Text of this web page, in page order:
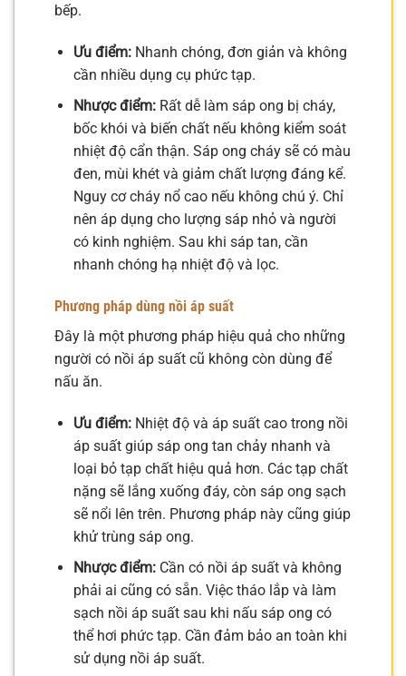
bếp.
Ưu điểm:Nhanh chóng, đơn giản và không
cần nhiều dụng cụ phức tạp.
Nhược điểm:Rất dễ làm sáp ong bị cháy,
bốc khói và biến chất nếu không kiểm soát
nhiệt độ cẩn thận. Sáp ong cháy sẽ có màu
đen, mùi khét và giảm chất lượng đáng kể.
Nguy cơ cháy nổ cao nếu không chú ý. Chỉ
nên áp dụng cho lượng sáp nhỏ và người
có kinh nghiệm. Sau khi sáp tan, cần
nhanh chóng hạ nhiệt độ và lọc.
Phương pháp dùng nồi áp suất
Đây là một phương pháp hiệu quả cho những
người có nồi áp suất cũ không còn dùng để
nấu ăn.
Ưu điểm:Nhiệt độ và áp suất cao trong nồi
áp suất giúp sáp ong tan chảy nhanh và
loại bỏ tạp chất hiệu quả hơn. Các tạp chất
nặng sẽ lắng xuống đáy, còn sáp ong sạch
sẽ nổi lên trên. Phương pháp này cũng giúp
khử trùng sáp ong.
Nhược điểm:Cần có nồi áp suất và không
phải ai cũng có sẵn. Việc tháo lắp và làm
sạch nồi áp suất sau khi nấu sáp ong có
thể hơi phức tạp. Cần đảm bảo an toàn khi
sử dụng nồi áp suất.